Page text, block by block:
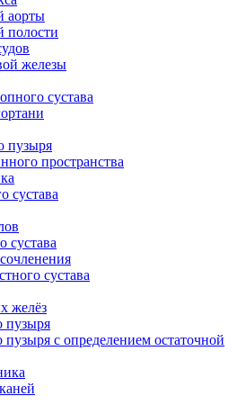
аорты
железы
сустава
пузыря
пространства
сустава
сустава
сустава
желёз
пузыря
с определением остаточной